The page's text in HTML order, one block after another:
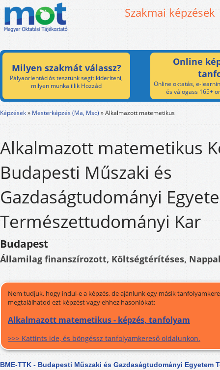
Szakmai képzések
Milyen szakmát válassz?
Pályaorientációs tesztünk segít kideríteni,
milyen munka illik Hozzád
Online
Online oktatás, e-
és válogass 165+
Képzések» Mesterképzés (Ma, Msc) »Alkalmazott matemetikus
Alkalmazott matemetikus
Budapesti Műszaki és
Gazdaságtudományi
Természettudományi Kar
Budapest
Államilag finanszírozott, Költségtérítéses,
Nem tudjuk, hogy indul-e a képzés, de ajánlunk egy másik
megtalálhatod ezt képzést vagy ehhez hasonlókat:
Alkalmazott matemetikus - képzés, tanfolyam
>>> Kattints ide, és böngéssz tanfolyamkereső oldalunkon.
BME-TTK - Budapesti Műszaki és Gazdaságtudományi Egyetem